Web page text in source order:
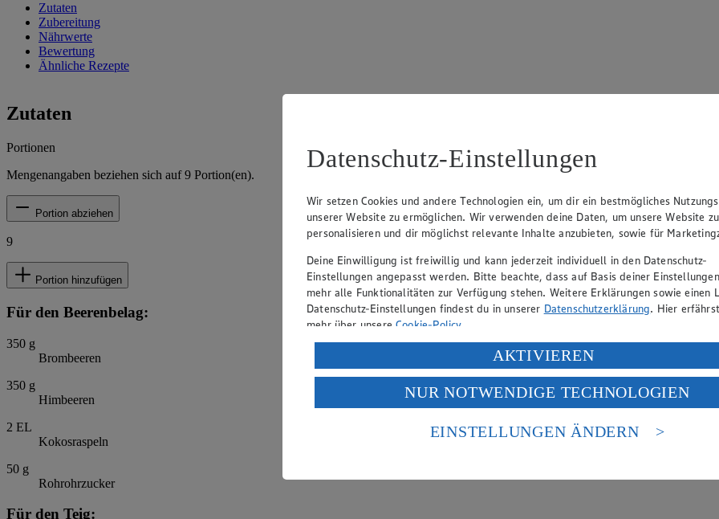
Zutaten
Zubereitung
Nährwerte
Bewertung
Ähnliche Rezepte
Zutaten
Portionen
Mengenangaben beziehen sich auf9 Portion(en).
Portion abziehen
9
Portion hinzufügen
Für den Beerenbelag:
350 g
Brombeeren
350 g
Himbeeren
2 EL
Kokosraspeln
50 g
Rohrohrzucker
Für den Teig:
Datenschutz-Einstellungen
Wir setzen Cookies und andere Technologien ein, um dir ein bestmögliches
unserer Website zu ermöglichen. Wir verwenden deine Daten, um unsere Website zu
personalisieren und dir möglichst relevante Inhalte anzubieten, sowie für
Deine Einwilligung ist freiwillig und kann jederzeit individuell in den Datenschutz-
Einstellungen angepasst werden. Bitte beachte, dass auf Basis deiner
mehr alle Funktionalitäten zur Verfügung stehen. Weitere Erklärungen sowie einen
Datenschutz-Einstellungen findest du in unserer Datenschutzerklärung. Hier
mehr über unsereCookie-Policy.
Verarbeitung deiner personenbezogenen Daten in den USA durch Facebook und
Wenn du auf „Aktivieren“ klickst, willigst du im Sinne des Art. 49 Abs. 1 Satz 1 lit.
ein, dass deine Daten in den USA verarbeitet werden. Der EuGH sieht die USA als
einem nach europäischen Standards nicht angemessenen Datenschutzniveau an. Es
Risiko eines Zugriffs durch US-amerikanische Behörden.
AKTIVIEREN
NUR NOTWENDIGE TECHNOLOGIEN
EINSTELLUNGEN ÄNDERN